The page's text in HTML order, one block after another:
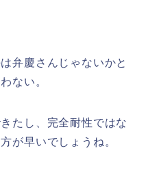
弁慶さんじゃないかと
ない。
たし、完全耐性ではな
が早いでしょうね。